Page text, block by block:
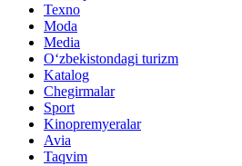
Texno
Moda
Media
O‘zbekistondagi turizm
Katalog
Chegirmalar
Sport
Kinopremyeralar
Avia
Taqvim